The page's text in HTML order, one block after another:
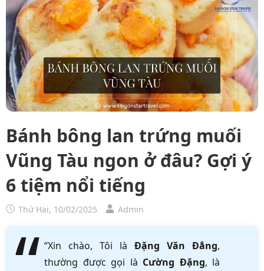
Bánh bông lan trứng muối
Vũng Tàu ngon ở đâu? Gợi ý
6 tiệm nổi tiếng
Thứ Hai, 10/02/2025 Admin
“Xin chào, Tôi là Đặng Văn Đẳng,
thường được gọi là Cường Đặng, là